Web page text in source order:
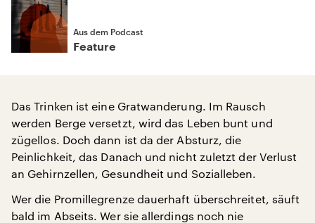
Aus dem Podcast
Feature
Das Trinken ist eine Gratwanderung. Im Rausch
werden Berge versetzt, wird das Leben bunt und
zügellos. Doch dann ist da der Absturz, die
Peinlichkeit, das Danach und nicht zuletzt der Verlust
an Gehirnzellen, Gesundheit und Sozialleben.
Wer die Promillegrenze dauerhaft überschreitet, säuft
bald im Abseits. Wer sie allerdings noch nie